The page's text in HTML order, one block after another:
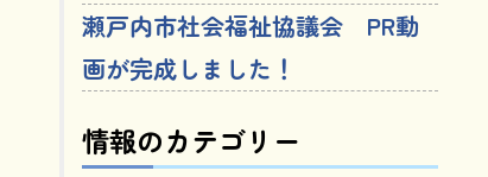
瀬戸内市社会福祉協議会 PR動
画が完成しました！
情報のカテゴリー